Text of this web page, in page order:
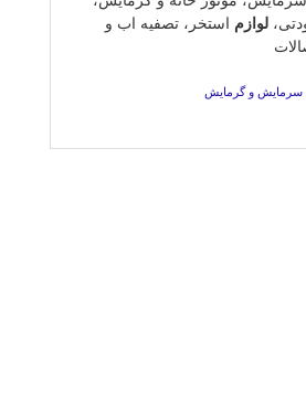
لوازم استخر، تصفیه اب و
سرمایش و گرمایش